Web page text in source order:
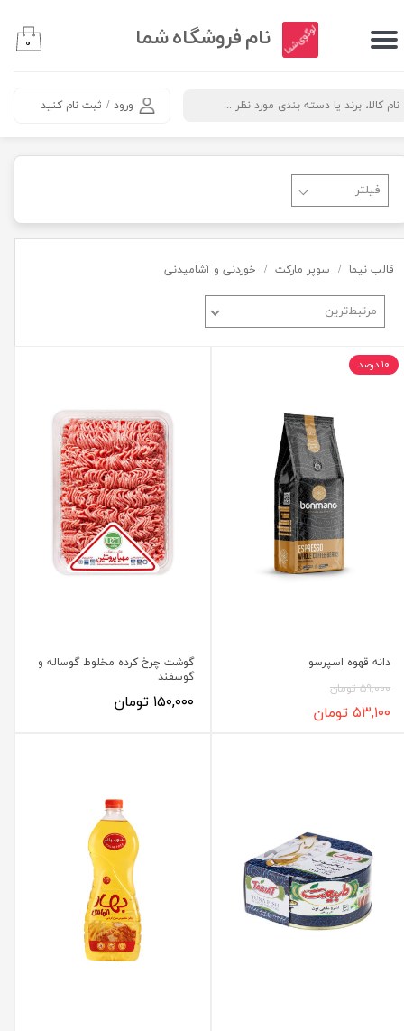
ورود / ثبت نام کنید
حساب کاربری من
خروج
۰ ​نام فروشگاه شما
قالب نیما سوپر مارکت خوردنی و آشامیدنی
مرتبط‌ترین
دانه‌ قهوه اسپرسو
۵۹,۰۰۰ تومان
۵۳,۱۰۰ تومان
۱۰ درصد
گوشت چرخ کرده مخلوط گوساله و
گوسفند
۱۵۰,۰۰۰ تومان